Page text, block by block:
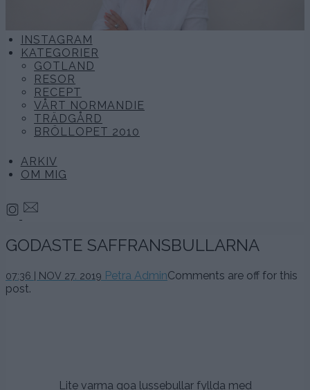
INSTAGRAM
KATEGORIER
GOTLAND
RESOR
RECEPT
VÅRT NORMANDIE
TRÄDGÅRD
BRÖLLOPET 2010
ARKIV
OM MIG
GODASTE SAFFRANSBULLARNA
07:36 | NOV 27. 2019 27
Petra AdminComments are off for this
post.
Lite varma goa lussebullar fyllda med